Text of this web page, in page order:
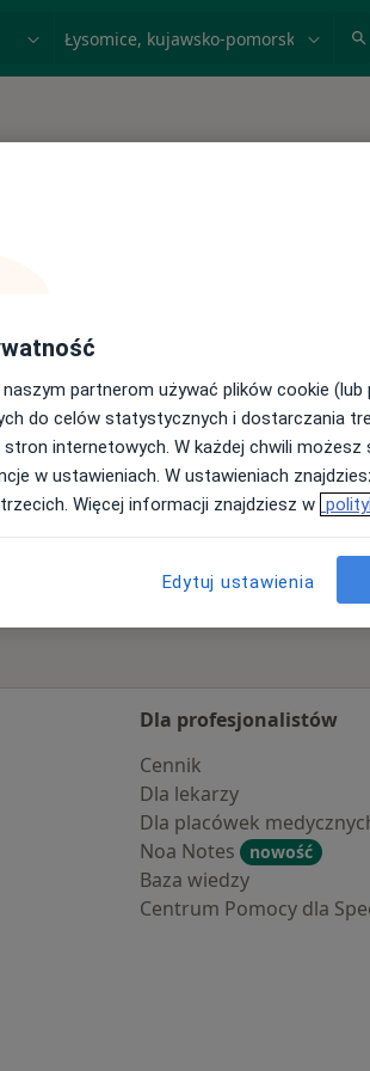
podane kryteria
ze specjalistami z
Dla profesjonalistów
Cennik
Dla lekarzy
Dla placówek
Noa Notes
nowość
Baza wiedzy
Centrum Pomocy dla
partnerom używać plików cookie (lub
do celów statystycznych i dostarczania
internetowych. W każdej chwili możesz
w ustawieniach. W ustawieniach
Więcej informacji znajdziesz w
Edytuj ustawienia